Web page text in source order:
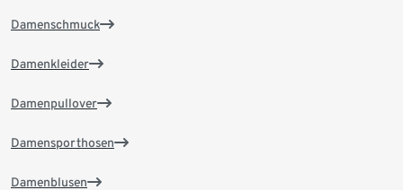
Damenschmuck
Damenkleider
Damenpullover
Damensporthosen
Damenblusen